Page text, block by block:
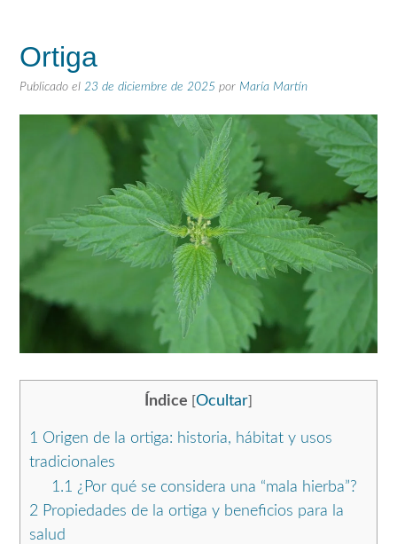
Ortiga
Publicado el 23 de diciembre de 2025 por María Martín
Índice Ocultar
1 Origen de la ortiga: historia, hábitat y usos
tradicionales
1.1 ¿Por qué se considera una “mala hierba”?
2 Propiedades de la ortiga y beneficios para la
salud